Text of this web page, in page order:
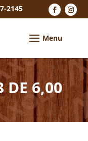
2145
DE 6,00